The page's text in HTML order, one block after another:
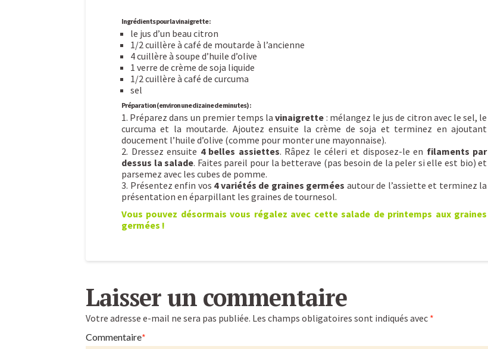
Ingrédients pour la vinaigrette :
le jus d’un beau citron
1/2 cuillère à café de moutarde à l’ancienne
4 cuillère à soupe d’huile d’olive
1 verre de crème de soja liquide
1/2 cuillère à café de curcuma
sel
Préparation (environ une dizaine de minutes) :
1. Préparez dans un premier temps lavinaigrette : mélangez le jus de citron avec le sel, le
curcuma et la moutarde. Ajoutez ensuite la crème de soja et terminez en ajoutant
doucement l’huile d’olive (comme pour monter une mayonnaise).
2. Dressez ensuite 4 belles assiettes. Râpez le céleri et disposez-le en filaments par
dessus la salade. Faites pareil pour la betterave (pas besoin de la peler si elle est bio) et
parsemez avec les cubes de pomme.
3. Présentez enfin vos 4 variétés de graines germées autour de l’assiette et terminez la
présentation en éparpillant les graines de tournesol.
Vous pouvez désormais vous régalez avec cette salade de printemps aux graines
germées !
de
printemps
aux
Laisser un commentaire
Votre adresse e-mail ne sera pas publiée. Les champs obligatoires sont indiqués avec *
Commentaire*